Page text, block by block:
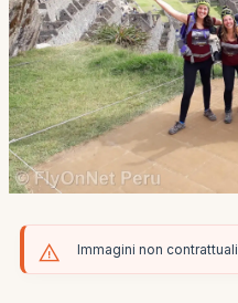
Immagini non contrattuali